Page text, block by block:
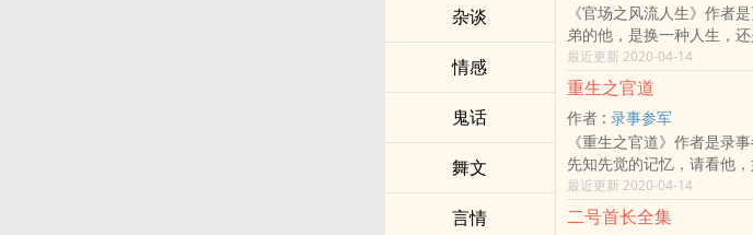
杂谈
情感
鬼话
舞文
言情
《官场之风流人生》作者
弟的他，是换一种人生，
上司、受伤的旧情人，本
上……
最近更新 2020-04-14
重生之官道
作者 : 录事参军
《重生之官道》作者是录
先知先觉的记忆，请看他
颜，泛舟中华。温馨王道
官场文，轻松而不幼稚，
最近更新 2020-04-14
二号首长全集